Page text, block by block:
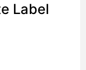
Label